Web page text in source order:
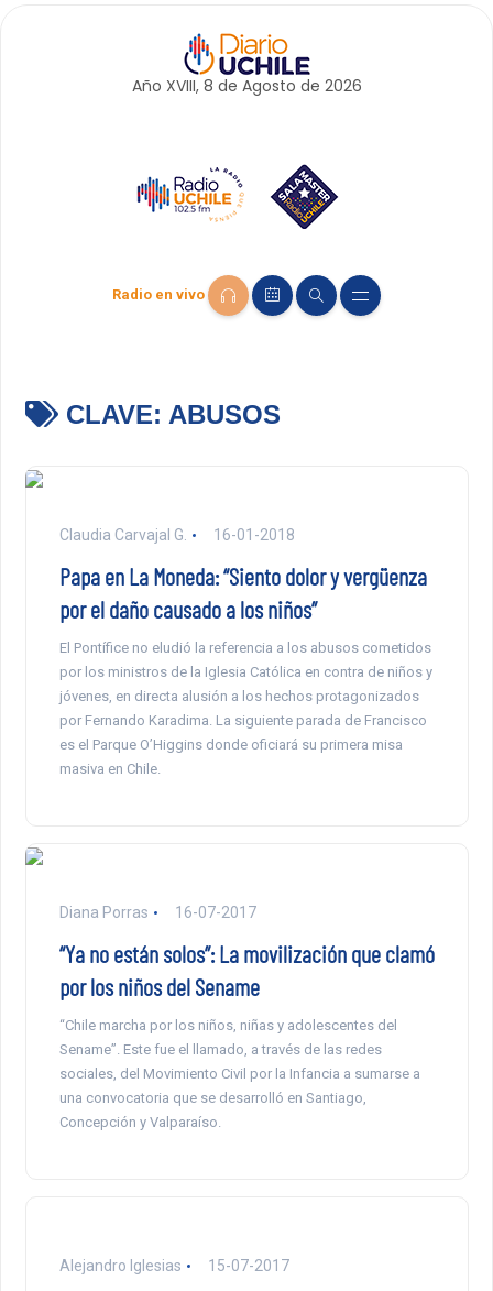
Año XVIII, 8 de Agosto de 2026
Radio en vivo
CLAVE: ABUSOS
Claudia Carvajal G. 16-01-2018
Papa en La Moneda: “Siento dolor y vergüenza
por el daño causado a los niños”
El Pontífice no eludió la referencia a los abusos cometidos
por los ministros de la Iglesia Católica en contra de niños y
jóvenes, en directa alusión a los hechos protagonizados
por Fernando Karadima. La siguiente parada de Francisco
es el Parque O’Higgins donde oficiará su primera misa
masiva en Chile.
Diana Porras 16-07-2017
“Ya no están solos”: La movilización que clamó
por los niños del Sename
“Chile marcha por los niños, niñas y adolescentes del
Sename”. Este fue el llamado, a través de las redes
sociales, del Movimiento Civil por la Infancia a sumarse a
una convocatoria que se desarrolló en Santiago,
Concepción y Valparaíso.
Alejandro Iglesias 15-07-2017